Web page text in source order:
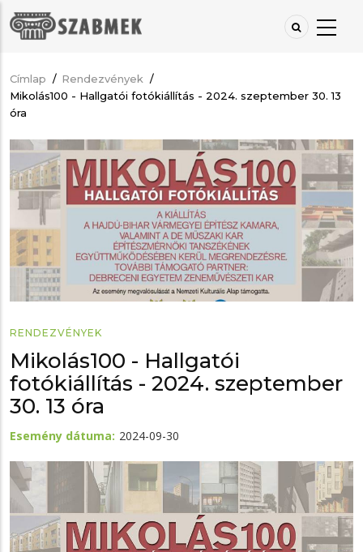
Ugrás
Morzsa
Címlap / Rendezvények /
Mikolás100 - Hallgatói fotókiállítás - 2024. szeptember 30. 13
óra
RENDEZVÉNYEK
Mikolás100 - Hallgatói
fotókiállítás - 2024. szeptember
30. 13 óra
Esemény dátuma 2024-09-30